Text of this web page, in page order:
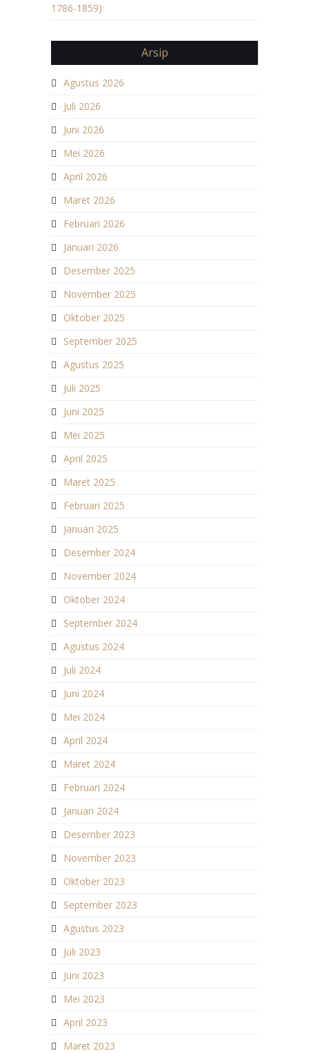
1786-1859)
Arsip
Agustus 2026
Juli 2026
Juni 2026
Mei 2026
April 2026
Maret 2026
Februari 2026
Januari 2026
Desember 2025
November 2025
Oktober 2025
September 2025
Agustus 2025
Juli 2025
Juni 2025
Mei 2025
April 2025
Maret 2025
Februari 2025
Januari 2025
Desember 2024
November 2024
Oktober 2024
September 2024
Agustus 2024
Juli 2024
Juni 2024
Mei 2024
April 2024
Maret 2024
Februari 2024
Januari 2024
Desember 2023
November 2023
Oktober 2023
September 2023
Agustus 2023
Juli 2023
Juni 2023
Mei 2023
April 2023
Maret 2023